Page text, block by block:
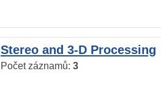
Stereo and 3-D Processing
Počet záznamů: 3